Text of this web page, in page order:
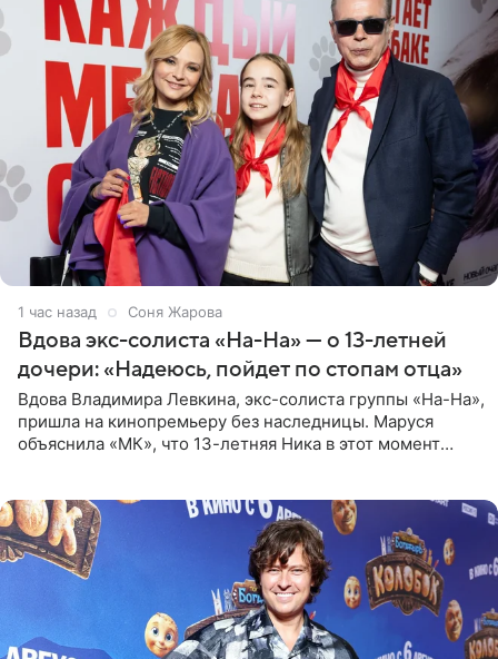
1 час назад Соня Жарова
Вдова экс-солиста «На-На» — о 13-летней
дочери: «Надеюсь, пойдет по стопам отца»
Вдова Владимира Левкина, экс-солиста группы «На-На»,
пришла на кинопремьеру без наследницы. Маруся
объяснила «МК», что 13-летняя Ника в этот момент